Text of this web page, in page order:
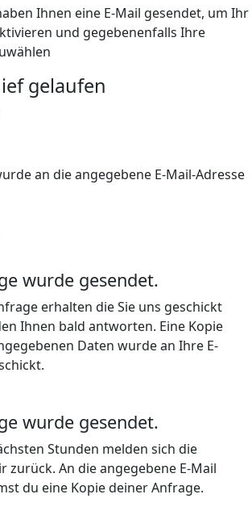
Ihnen eine E-Mail gesendet, um Ihr
und gegebenenfalls Ihre
gelaufen
an die angegebene E-Mail-Adresse
wurde gesendet.
erhalten die Sie uns geschickt
Ihnen bald antworten. Eine Kopie
Daten wurde an Ihre E-
wurde gesendet.
Stunden melden sich die
zurück. An die angegebene E-Mail
du eine Kopie deiner Anfrage.